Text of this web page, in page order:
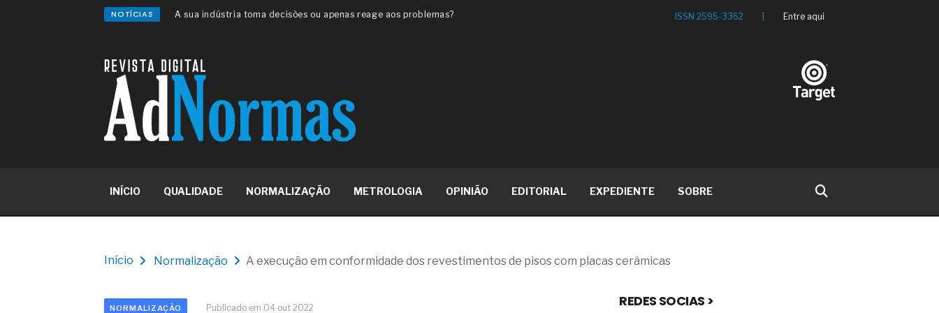
NOTÍCIAS
A sua indústria toma decisões ou apenas reage aos problemas?
Os gestores da ABNT litigam de má-fé para tentar criar uma
reserva de mercado sobre as NBR ISO
Os critérios médicos da síndrome metabólica
A prevenção clínica da coceira no ânus
Os sintomas clínicos do teratoma de ovário
O tratamento médico da síndrome da fadiga crônica
concreto de obras
governança das organizações
O desenho industrial ganha espaço como estratégia
As variações dimensionais dos produtos de materiais
ISSN 2595-3362 Entre aqui
INÍCIO QUALIDADE NORMALIZAÇÃO METROLOGIA OPINIÃO EDITORIAL EXPEDIENTE SOBRE
Início Normalização A execução em conformidade dos revestimentos de pisos com placas cerâmicas
NORMALIZAÇÃO Publicado em 04 out 2022 REDES SOCIAS >